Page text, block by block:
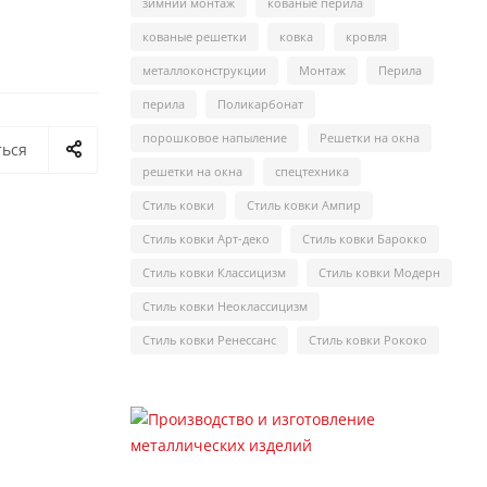
кованые решетки ковка кровля
металлоконструкции Монтаж Перила
перила Поликарбонат
порошковое напыление Решетки на окна
решетки на окна спецтехника
Стиль ковки Стиль ковки Ампир
Стиль ковки Арт-деко Стиль ковки Барокко
Стиль ковки Классицизм Стиль ковки Модерн
Стиль ковки Неоклассицизм
Стиль ковки Ренессанс Стиль ковки Рококо